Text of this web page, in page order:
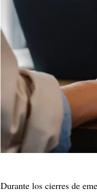
Durante los cierres de